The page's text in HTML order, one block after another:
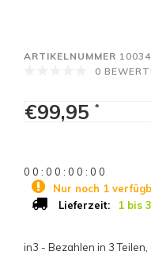
ARTIKELNUMMER 10034
0
€99,95 *
0 0 : 0 0 : 0 0 : 0 0
Nur noch 1
Lieferzeit:
1 bis
in3 - Bezahlen in 3 Teilen,